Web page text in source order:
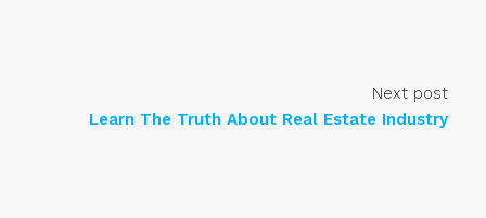
Next post
Learn The Truth About Real Estate Industry